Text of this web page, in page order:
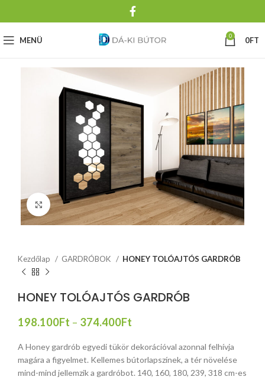
MENÜ 0 0FT
Click to enlarge
Kezdőlap GARDRÓBOK HONEY TOLÓAJTÓS GARDRÓB
HONEY TOLÓAJTÓS GARDRÓB
198.100Ft – 374.400Ft
A Honey gardrób egyedi tükör dekorációval azonnal felhívja
magára a figyelmet. Kellemes bútorlapszínek, a tér növelése
mind-mind jellemzik a gardróbot. 140, 160, 180, 239, 318 cm-es